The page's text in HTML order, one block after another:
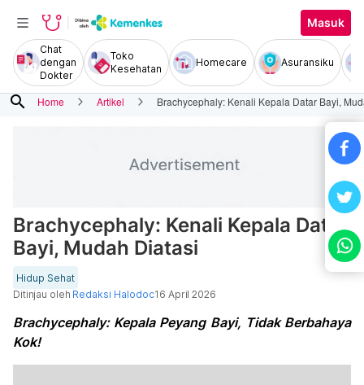
Masuk
Chat
dengan
Dokter
Toko
Kesehatan
Homecare Asuransiku
search Home Artikel Brachycephaly: Kenali Kepala Datar Bayi,
Brachycephaly: Kenali Kepala Datar
Bayi, Mudah Diatasi
Hidup Sehat
Ditinjau oleh Redaksi Halodoc16 April 2026
Brachycephaly: Kepala Peyang Bayi, Tidak Berbahaya
Kok!